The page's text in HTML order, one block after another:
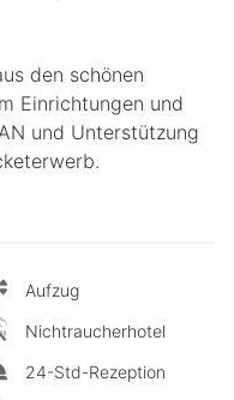
den schönen
Einrichtungen und
und Unterstützung
Aufzug
Nichtraucherhotel
24-Std-Rezeption